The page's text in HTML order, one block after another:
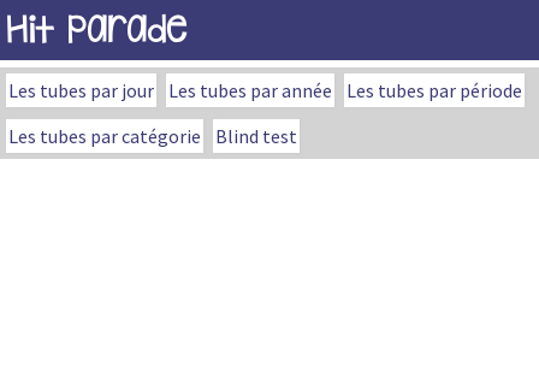
Hit Parade
Les tubes par jour Les tubes par année
Les tubes par période
Les tubes par catégorie
Blind test